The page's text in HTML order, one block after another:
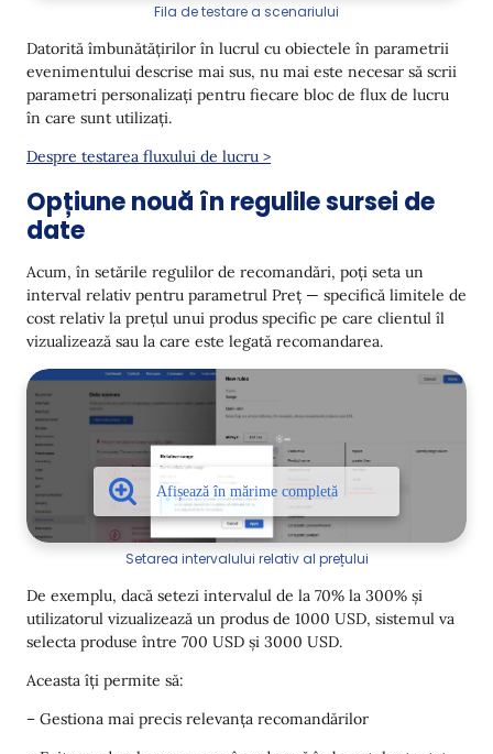
Fila de testare a scenariului
Datorită îmbunătățirilor în lucrul cu obiectele în parametrii
evenimentului descrise mai sus, nu mai este necesar să scrii
parametri personalizați pentru fiecare bloc de flux de lucru
în care sunt utilizați.
Despre testarea fluxului de lucru >
Opțiune nouă în regulile sursei de
date
Acum, în setările regulilor de recomandări, poți seta un
interval relativ pentru parametrul Preț — specifică limitele de
cost relativ la prețul unui produs specific pe care clientul îl
vizualizează sau la care este legată recomandarea.
Setarea intervalului relativ al prețului
De exemplu, dacă setezi intervalul de la 70% la 300% și
utilizatorul vizualizează un produs de 1000 USD, sistemul va
selecta produse între 700 USD și 3000 USD.
Aceasta îți permite să:
– Gestiona mai precis relevanța recomandărilor